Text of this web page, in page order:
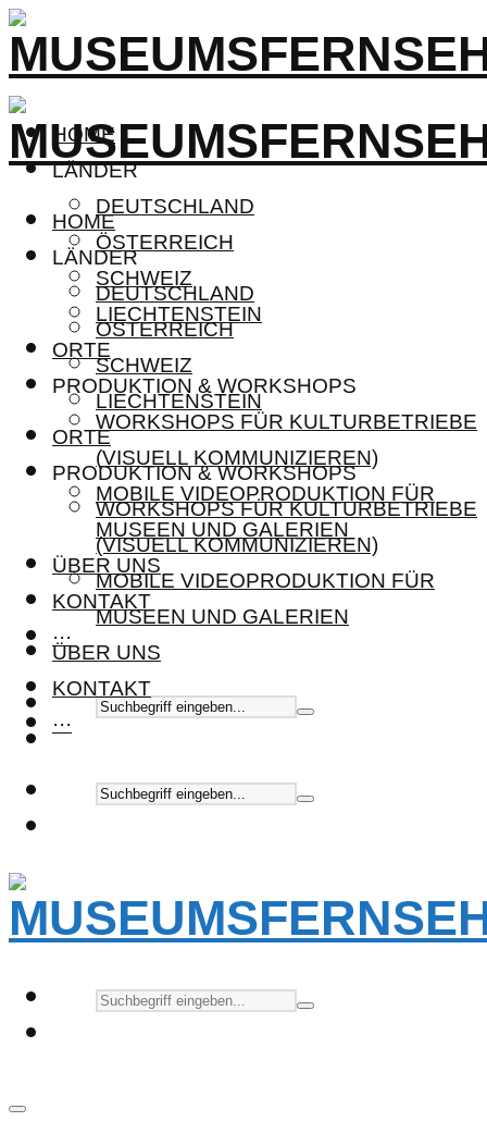
HOME
LÄNDER
DEUTSCHLAND
ÖSTERREICH
SCHWEIZ
LIECHTENSTEIN
ORTE
PRODUKTION & WORKSHOPS
WORKSHOPS FÜR KULTURBETRIEBE
(VISUELL KOMMUNIZIEREN)
MOBILE VIDEOPRODUKTION FÜR
MUSEEN UND GALERIEN
ÜBER UNS
KONTAKT
···
HOME
LÄNDER
DEUTSCHLAND
ÖSTERREICH
SCHWEIZ
LIECHTENSTEIN
ORTE
PRODUKTION & WORKSHOPS
WORKSHOPS FÜR KULTURBETRIEBE
(VISUELL KOMMUNIZIEREN)
MOBILE VIDEOPRODUKTION FÜR
MUSEEN UND GALERIEN
ÜBER UNS
KONTAKT
···